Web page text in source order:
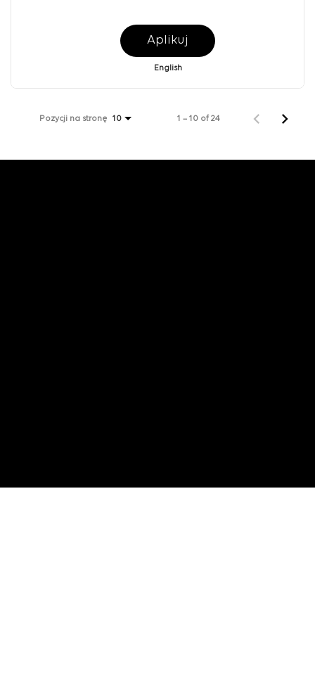
Aplikuj
English
Pozycji na stronę 10 1 – 10 of 24